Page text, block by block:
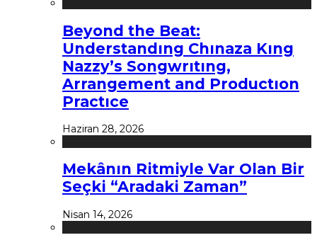
Beyond the Beat:
Understandıng Chınaza Kıng
Nazzy’s Songwrıtıng,
Arrangement and Productıon
Practıce
Haziran 28, 2026
Mekânın Ritmiyle Var Olan Bir
Seçki “Aradaki Zaman”
Nisan 14, 2026